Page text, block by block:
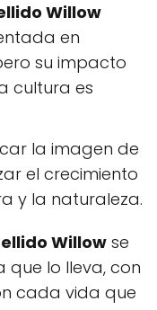
Willow
en
su impacto
cultura es
la imagen de
el crecimiento
y la naturaleza.
Willow se
lo lleva, con
cada vida que